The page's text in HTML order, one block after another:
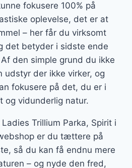
fokusere 100% på
oplevelse, det er at
– her får du virksomt
det betyder i sidste ende
den simple grund du ikke
udstyr der ikke virker, og
fokusere på det, du er i
og vidunderlig natur.
Trillium Parka, Spirit i
er du tættere på
så du kan få endnu mere
– og nyde den fred,